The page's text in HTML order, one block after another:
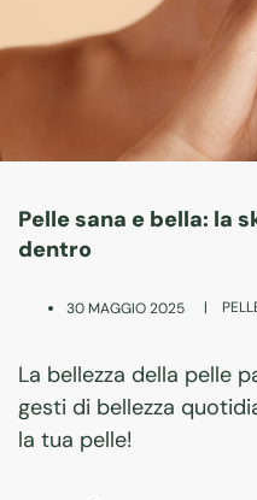
Pelle sana e bella: la
dentro
30 MAGGIO 2025 |
La bellezza della pelle
gesti di bellezza
la tua pelle!